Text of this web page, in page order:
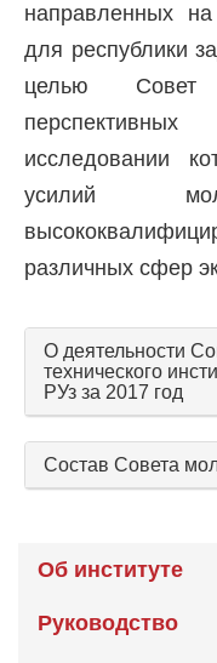
направленных
для республики
целью Совет
исследовании
усилий
различных сфер
О деятельности
технического
РУз за 2017 год
Состав Совета
Об институте
Руководство